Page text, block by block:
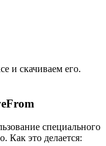
и скачиваем его.
специального
Как это делается: